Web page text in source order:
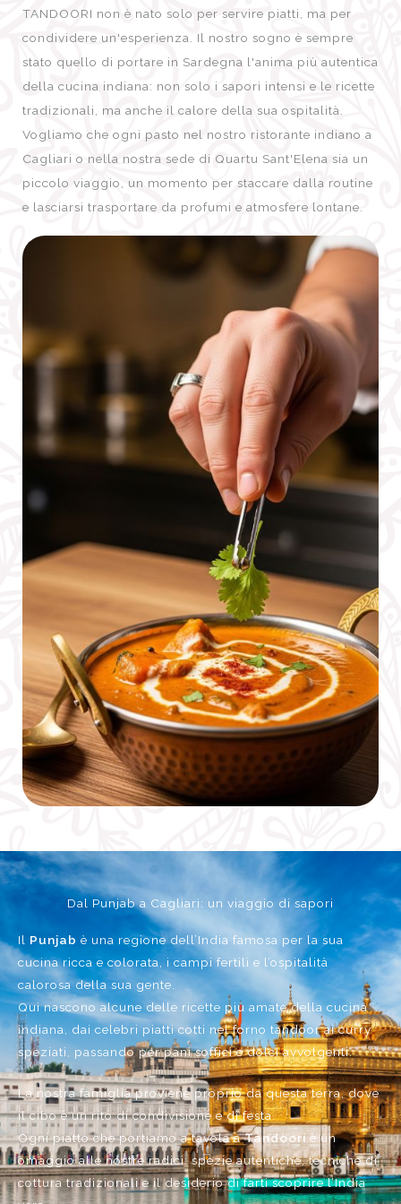
TANDOORI non è nato solo per servire piatti, ma per
condividere un'esperienza. Il nostro sogno è sempre
stato quello di portare in Sardegna l'anima più autentica
della cucina indiana: non solo i sapori intensi e le ricette
tradizionali, ma anche il calore della sua ospitalità.
Vogliamo che ogni pasto nel nostro ristorante indiano a
Cagliari o nella nostra sede di Quartu Sant'Elena sia un
piccolo viaggio, un momento per staccare dalla routine
e lasciarsi trasportare da profumi e atmosfere lontane.
Dal Punjab a Cagliari: un viaggio di sapori
Il Punjab è una regione dell’India famosa per la sua
cucina ricca e colorata, i campi fertili e l’ospitalità
calorosa della sua gente.
Qui nascono alcune delle ricette più amate della cucina
indiana, dai celebri piatti cotti nel forno tandoor ai curry
speziati, passando per pani soffici e dolci avvolgenti.
La nostra famiglia proviene proprio da questa terra, dove
il cibo è un rito di condivisione e di festa.
Ogni piatto che portiamo a tavola aTandoori è un
omaggio alle nostre radici: spezie autentiche, tecniche di
cottura tradizionali e il desiderio di farti scoprire l’India